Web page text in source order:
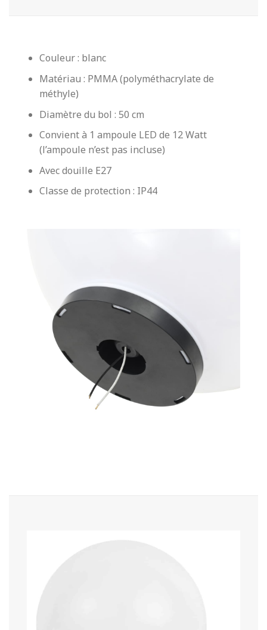
Couleur : blanc
Matériau : PMMA (polyméthacrylate de
méthyle)
Diamètre du bol : 50 cm
Convient à 1 ampoule LED de 12 Watt
(l’ampoule n’est pas incluse)
Avec douille E27
Classe de protection : IP44